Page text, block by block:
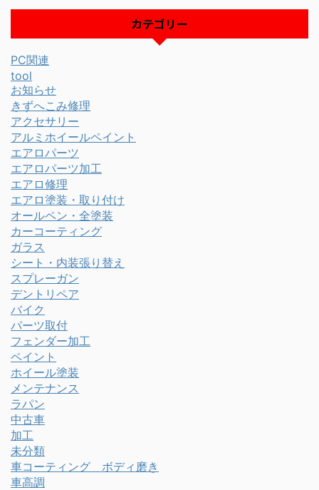
カテゴリー
PC関連
tool
お知らせ
きずへこみ修理
アクセサリー
アルミホイールペイント
エアロパーツ
エアロパーツ加工
エアロ修理
エアロ塗装・取り付け
オールペン・全塗装
カーコーティング
ガラス
シート・内装張り替え
スプレーガン
デントリペア
バイク
パーツ取付
フェンダー加工
ペイント
ホイール塗装
メンテナンス
ラパン
中古車
加工
未分類
車コーティング ボディ磨き
車高調